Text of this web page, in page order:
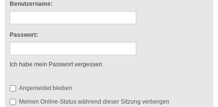
Benutzername:
Passwort:
Ich habe mein Passwort vergessen
Angemeldet bleiben
Meinen Online-Status während dieser Sitzung verbergen